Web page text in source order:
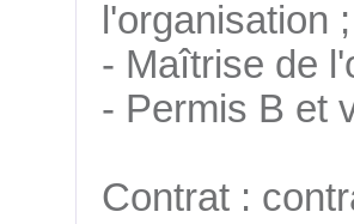
l'organisation ;
- Maîtrise de
- Permis B et
Contrat :